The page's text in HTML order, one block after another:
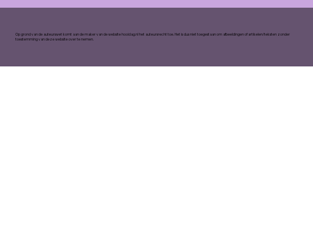
Op grond van de auteurswet komt aan de maker van de website hooidag.nl het auteursrecht toe. Het is dus niet toegestaan om afbeeldingen of artikelen/teksten zonder
toestemming van deze website over te nemen.